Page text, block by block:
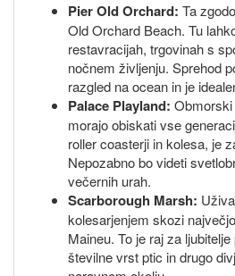
Pier Old Orchard: Ta
Old Orchard Beach. Tu
restavracijah, trgovinah s
nočnem življenju. Sprehod
razgled na ocean in je
Palace Playland:
morajo obiskati vse
roller coasterji in kolesa, je
Nepozabno bo videti
večernih urah.
Scarborough Marsh:
kolesarjenjem skozi
Maineu. To je raj za
številne vrst ptic in drugo